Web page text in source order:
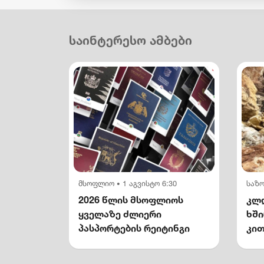
საინტერესო ამბები
მსოფლიო • 1 აგვისტო 6:30
2026 წლის მსოფლიოს
ყველაზე ძლიერი
პასპორტების რეიტინგი